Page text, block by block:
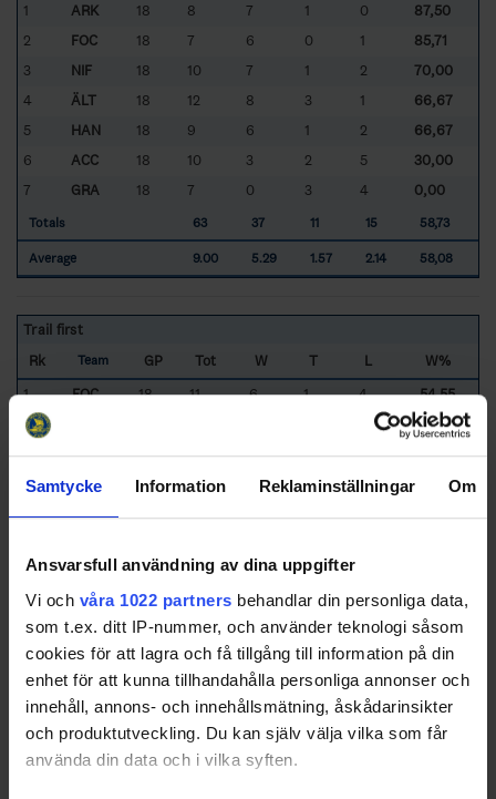
Samtycke Information Reklaminställningar Om
Ansvarsfull användning av dina uppgifter
Vi och våra 1022 partners behandlar din personliga data,
som t.ex. ditt IP-nummer, och använder teknologi såsom
cookies för att lagra och få tillgång till information på din
enhet för att kunna tillhandahålla personliga annonser och
innehåll, annons- och innehållsmätning, åskådarinsikter
och produktutveckling. Du kan själv välja vilka som får
använda din data och i vilka syften.
1
ARK 18 8 7 1 0
87,50
2
FOC 18 7 6 0 1
85,71
3
NIF 18 10 7 1 2
70,00
4
ÄLT 18 12 8 3 1
66,67
5
HAN 18 9 6 1 2
66,67
6
ACC 18 10 3 2 5
30,00
7
GRA 18 7 0 3 4 0,00
Totals 63 37 11 15 58,73
Average 9.00 5.29 1.57 2.14 58,08
Trail first
Rk
Team GP Tot W T L
W%
1
FOC 18 11 6 1 4
54,55
2
33,33
3
ARK 18 10 3 2 5
30,00
4
ÄLT 18 6 1 4
16,67
5
ACC
7
NIF 18 8 0 2
Totals 63 15 11 37 23,81
2.14
Sorted by higherWin%,TotandWins
ACC- AC Camelen ARK- Arken HC
FOC
- FOC Farsta IF GRA - Grantorp AIK
HAN
- Haninge Anchors HC NIF
- Norsborgs IF
ÄLT- Älta IF